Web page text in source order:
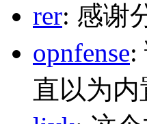
rer: 感谢
opnfense:
直以为内